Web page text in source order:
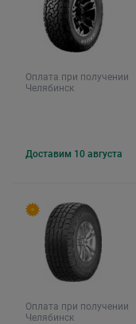
Оплата при получении
Челябинск
Доставим 10 августа
Оплата при получении
Челябинск